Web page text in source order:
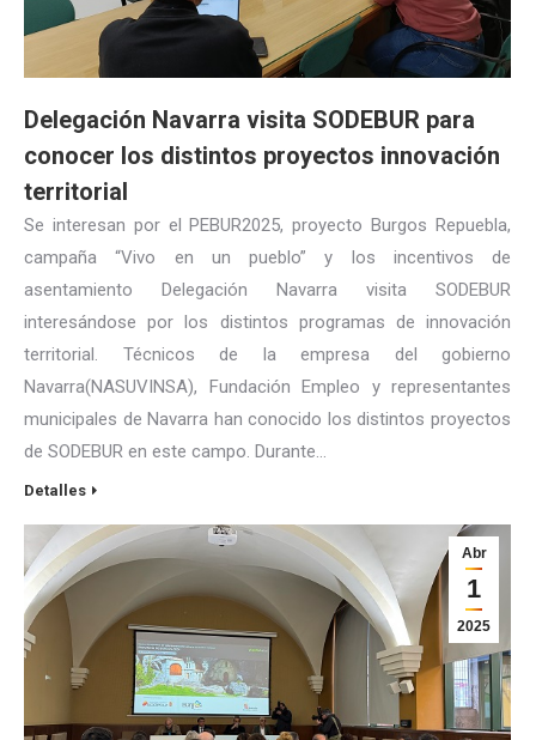
Delegación Navarra visita SODEBUR para
conocer los distintos proyectos innovación
territorial
Se interesan por el PEBUR2025, proyecto Burgos Repuebla,
campaña “Vivo en un pueblo” y los incentivos de
asentamiento Delegación Navarra visita SODEBUR
interesándose por los distintos programas de innovación
territorial. Técnicos de la empresa del gobierno
Navarra(NASUVINSA), Fundación Empleo y representantes
municipales de Navarra han conocido los distintos proyectos
de SODEBUR en este campo. Durante…
Detalles
Abr
1
2025